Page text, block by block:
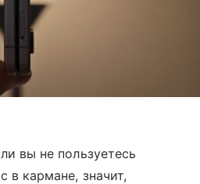
вы не пользуетесь
в кармане, значит,